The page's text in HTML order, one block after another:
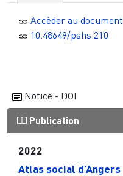
Accèder au document
10.48649/pshs.210
Notice - DOI
Publication
2022
Atlas social d’Angers